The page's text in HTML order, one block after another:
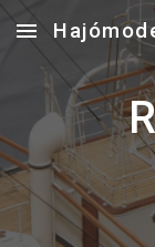
Skip to main